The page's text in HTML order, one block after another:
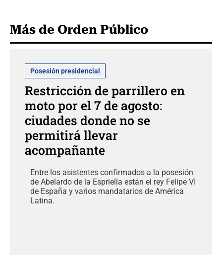
Más de Orden Público
Posesión presidencial
Restricción de parrillero en
moto por el 7 de agosto:
ciudades donde no se
permitirá llevar
acompañante
Entre los asistentes confirmados a la posesión
de Abelardo de la Espriella están el rey Felipe VI
de España y varios mandatarios de América
Latina.